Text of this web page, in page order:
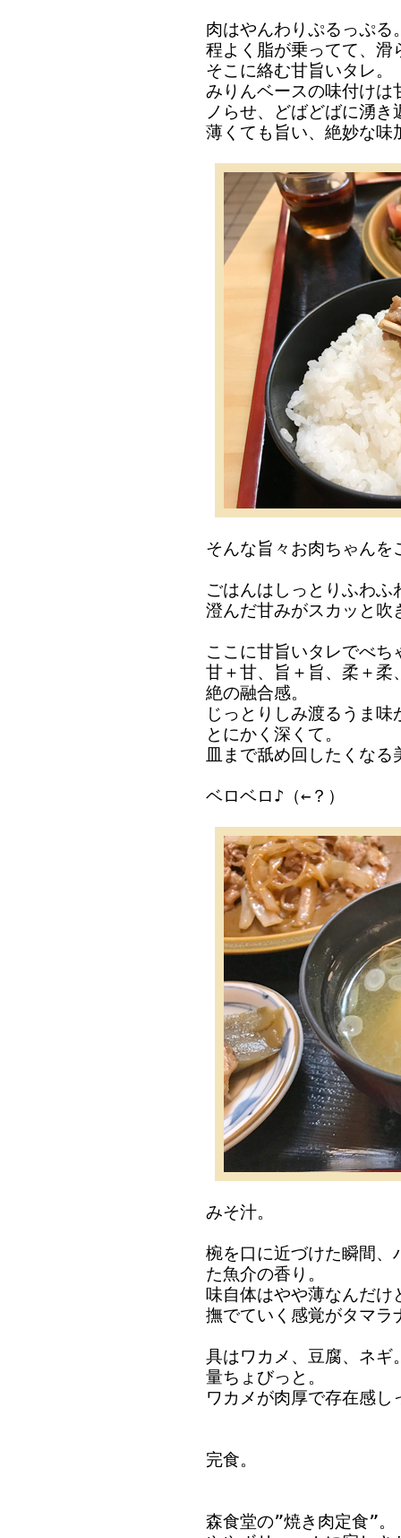
肉はやんわりぷるっぷる
程よく脂が乗ってて、滑
そこに絡む甘旨いタレ。
みりんベースの味付けは
ノらせ、どばどばに湧
薄くても旨い、絶妙な味
そんな旨々お肉ちゃんを
ごはんはしっとりふわふ
澄んだ甘みがスカッと吹
ここに甘旨いタレでべ
甘＋甘、旨＋旨、柔＋柔
絶の融合感。
じっとりしみ渡るうま
とにかく深くて。
皿まで舐め回したくなる
ベロベロ♪（←？）
みそ汁。
椀を口に近づけた瞬間、
た魚介の香り。
味自体はやや薄なんだ
撫でていく感覚がタマラ
具はワカメ、豆腐、ネギ
量ちょびっと。
ワカメが肉厚で存在感し
完食。
森食堂の”焼き肉定食”。